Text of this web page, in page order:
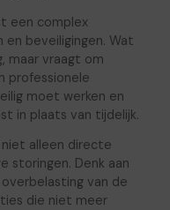
een complex
en beveiligingen. Wat
maar vraagt om
professionele
moet werken en
in plaats van tijdelijk.
alleen directe
storingen. Denk aan
van de
die niet meer